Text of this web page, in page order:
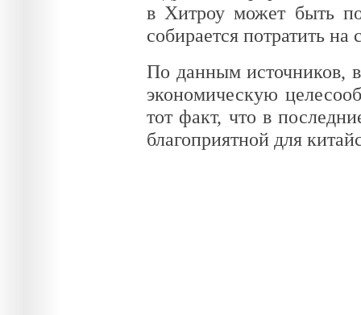
в Хитроу может быть
собирается потратить
По данным источников, в
экономическую
тот факт, что в
благоприятной для